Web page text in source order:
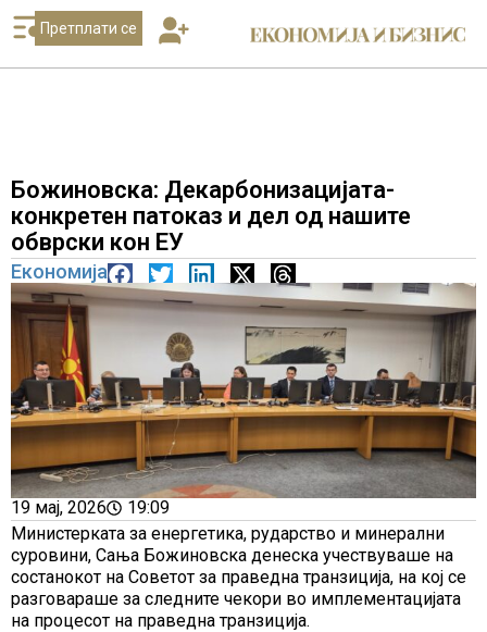
Претплати се
Божиновска: Декарбонизацијата-
конкретен патоказ и дел од нашите
обврски кон ЕУ
Економија
19 мај, 2026
19:09
Министерката за енергетика, рударство и минерални
суровини, Сања Божиновска денеска учествуваше на
состанокот на Советот за праведна транзиција, на кој се
разговараше за следните чекори во имплементацијата
на процесот на праведна транзиција.